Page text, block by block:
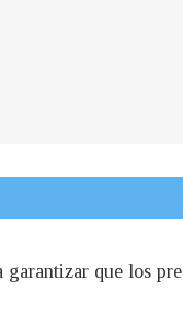
garantizar que los